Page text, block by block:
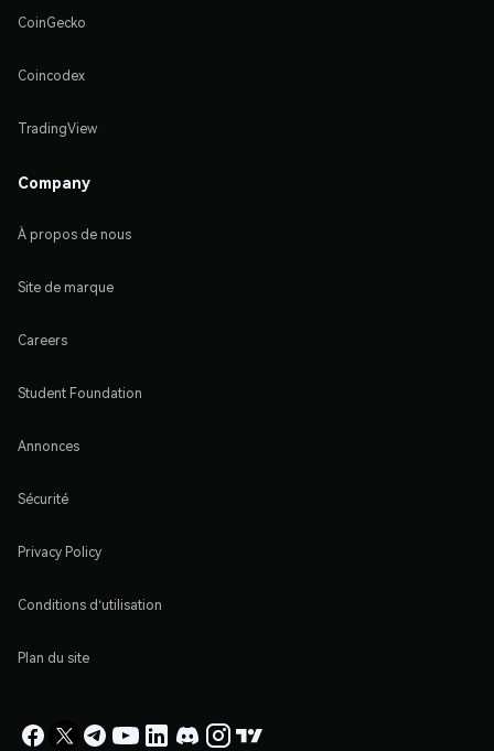
CoinGecko
Coincodex
TradingView
Company
À propos de nous
Site de marque
Careers
Student Foundation
Annonces
Sécurité
Privacy Policy
Conditions d'utilisation
Plan du site